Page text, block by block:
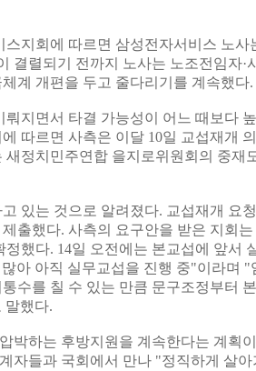
지회에 따르면 삼성전자서비스 노사
결렬되기 전까지 노사는 노조전임자·
계 개편을 두고 줄다리기를 계속했다.
지면서 타결 가능성이 어느 때보다
따르면 사측은 이달 10일 교섭재개
정치민주연합 을지로위원회의 중재
있는 것으로 알려졌다. 교섭재개 요청
출했다. 사측의 요구안을 받은 지회는
했다. 14일 오전에는 본교섭에 앞서
아 아직 실무교섭을 진행 중"이라며 "
수를 칠 수 있는 만큼 문구조정부터
말했다.
박하는 후방지원을 계속한다는 계획
자들과 국회에서 만나 "정직하게 살아